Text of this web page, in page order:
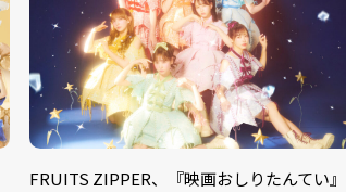
FRUITS ZIPPER、『映画おしりたんてい』